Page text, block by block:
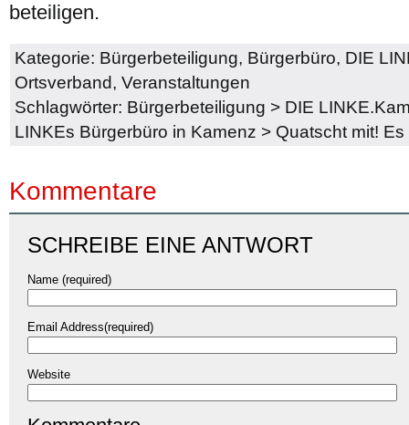
beteiligen.
Kategorie: Bürgerbeteiligung, Bürgerbüro, DIE
Ortsverband, Veranstaltungen
Schlagwörter: Bürgerbeteiligung > DIE
LINKEs Bürgerbüro in Kamenz > Quatscht mit!
Kommentare
SCHREIBE EINE ANTWORT
Name (required)
Email Address(required)
Website